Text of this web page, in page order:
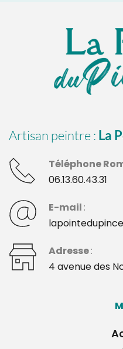
Artisan peintre : La
Téléphone
06.13.60.43.31
E-mail :
Adresse :
﻿4 avenue des